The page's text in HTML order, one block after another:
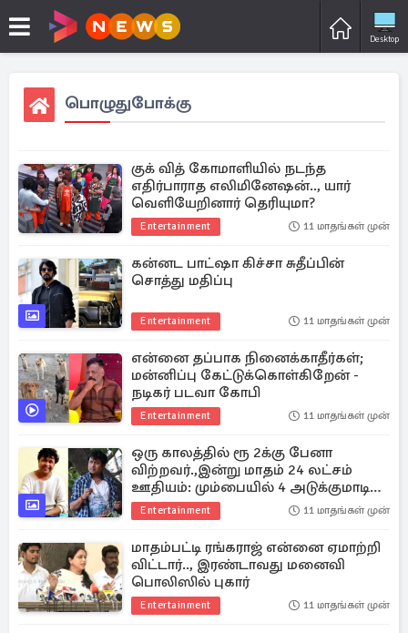
Desktop
பொழுதுபோக்கு
குக் வித் கோமாளியில் நடந்த
எதிர்பாராத எலிமினேஷன்.., யார்
வெளியேறினார் தெரியுமா?
Entertainment 11 மாதங்கள் முன்
கன்னட பாட்ஷா கிச்சா சுதீப்பின்
சொத்து மதிப்பு
Entertainment 11 மாதங்கள் முன்
என்னை தப்பாக நினைக்காதீர்கள்;
மன்னிப்பு கேட்டுக்கொள்கிறேன் -
நடிகர் படவா கோபி
Entertainment 11 மாதங்கள் முன்
ஒரு காலத்தில் ரூ 2க்கு பேனா
விற்றவர்.,இன்று மாதம் 24 லட்சம்
ஊதியம்: மும்பையில் 4 அடுக்குமாடி
குடியிருப்புகள்
Entertainment 11 மாதங்கள் முன்
மாதம்பட்டி ரங்கராஜ் என்னை ஏமாற்றி
விட்டார்.., இரண்டாவது மனைவி
பொலிஸில் புகார்
Entertainment 11 மாதங்கள் முன்